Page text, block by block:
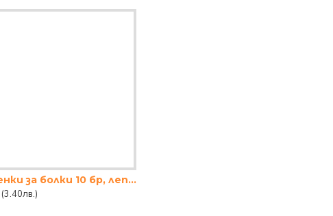
Лепенки за болки 10 бр, лепенки Knee Patch
(3.40лв.)